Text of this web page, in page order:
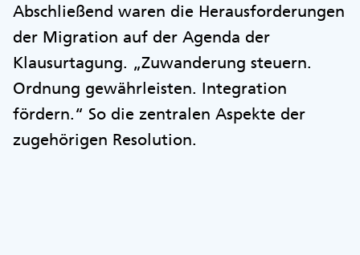
Abschließend waren die Herausforderungen
der Migration auf der Agenda der
Klausurtagung. „Zuwanderung steuern.
Ordnung gewährleisten. Integration
fördern.“ So die zentralen Aspekte der
zugehörigen Resolution.